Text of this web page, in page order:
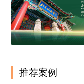
推荐案例